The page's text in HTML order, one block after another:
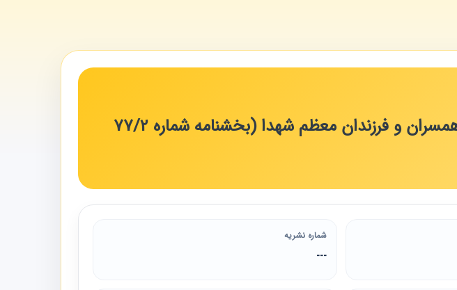
تمدید مهلت پذیرش درخواست بازنشستگی همسران و فرزندان معظم شهدا (بخشنامه شماره 2‏/77
شماره نشریه
---